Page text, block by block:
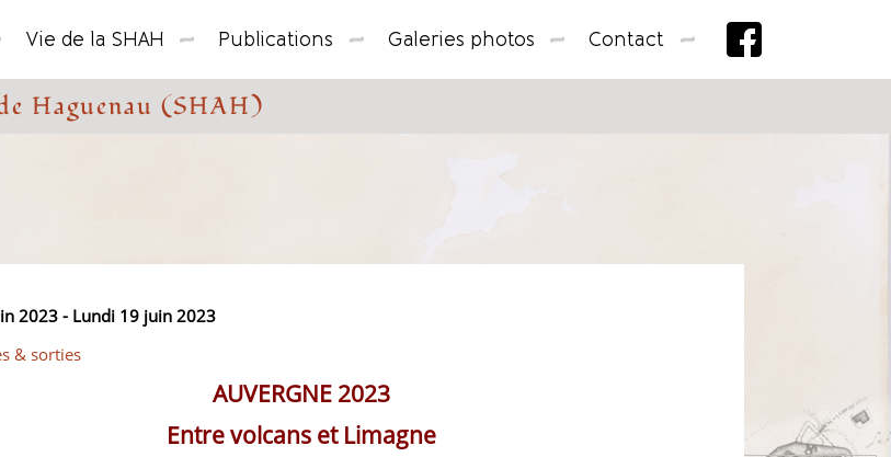
Vie de la SHAH Publications Galeries photos Contact
Haguenau (SHAH)
2023 - Lundi 19 juin 2023
& sorties
AUVERGNE 2023
Entre volcans et Limagne